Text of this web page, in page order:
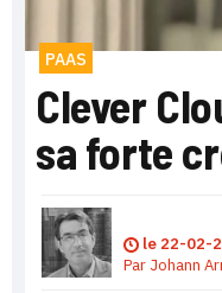
PAAS
Clever
sa forte
le 22-02-
Par Johann